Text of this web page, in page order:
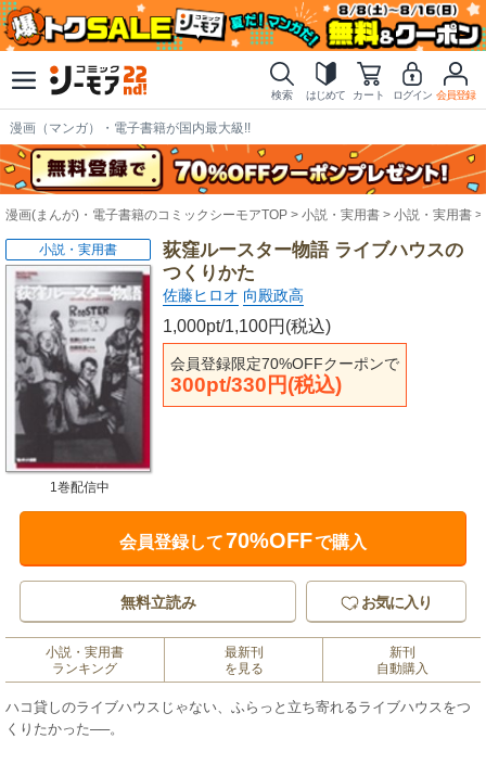
検索 はじめて カート ログイン 会員登録
漫画（マンガ）・電子書籍が国内最大級!!
漫画(まんが)・電子書籍のコミックシーモアTOP 小説・実用書 小説・実用書
荻窪ルースター物語 ライブハウスの
つくりかた
佐藤ヒロオ 向殿政高
1,000pt/1,100円(税込)
会員登録限定70%OFFクーポンで
300pt/330円(税込)
小説・実用書
1巻配信中
会員登録して70%OFFで購入
無料立読み お気に入り
小説・実用書
ランキング
最新刊
を見る
新刊
自動購入
ハコ貸しのライブハウスじゃない、ふらっと立ち寄れるライブハウスをつ
くりたかった──。